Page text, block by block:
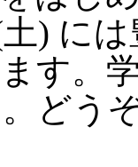
) に
す。
どう